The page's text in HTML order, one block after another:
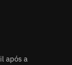
após a